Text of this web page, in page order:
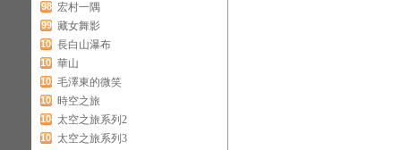
98 宏村一隅
99 藏女舞影
100 長白山瀑布
101 華山
102 毛澤東的微笑
103 時空之旅
104 太空之旅系列2
105 太空之旅系列3